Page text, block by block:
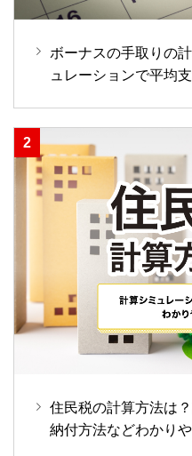
ボーナスの手取りの
ュレーションで平均
住民税の計算方法は
納付方法などわかり